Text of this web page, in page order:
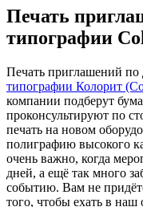
Печать
типографии
Печать приглашений
типографии Колорит
компании подберут
проконсультируют по
печать на новом
полиграфию высокого
очень важно, когда
дней, а ещё так много
событию. Вам не
того, чтобы ехать в наш